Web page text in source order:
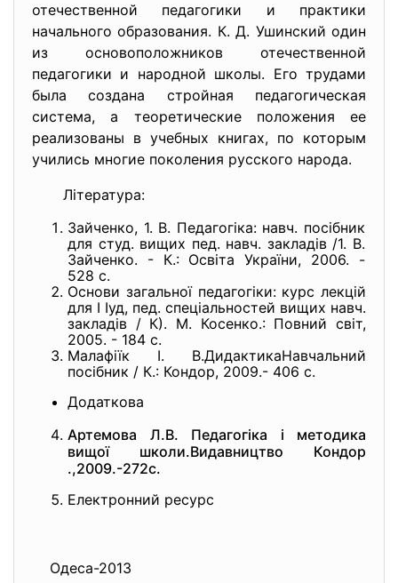
отечественной педагогики и практики
начального образования. К. Д. Ушинский один
из основоположников отечественной
педагогики и народной школы. Его трудами
была создана стройная педагогическая
система, а теоретические положения ее
реализованы в учебных книгах, по которым
учились многие поколения русского народа.
Література:
Зайченко, 1. В. Педагогіка: навч. посібник
для студ. вищих пед. навч. закладів /1. В.
Зайченко. - К.: Освіта України, 2006. -
528 с.
Основи загальної педагогіки: курс лекцій
для І Іуд, пед. спеціальностей вищих навч.
закладів / К). М. Косенко.: Повний світ,
2005. - 184 с.
Малафіїк І. В.ДидактикаНавчальний
посібник / К.: Кондор, 2009.- 406 c.
Додаткова
Артемова Л.В. Педагогіка і методика
вищої школи.Видавництво Кондор
.,2009.-272с.
Електронний ресурc
Одеса-2013